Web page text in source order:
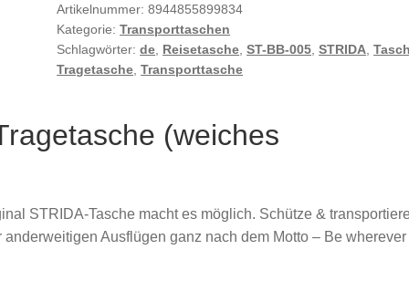
Artikelnummer:8944855899834
Kategorie:Transporttaschen
Schlagwörter:de Reisetasche ,ST-BB-005 ,STRIDA ,
Tragetasche ,Transporttasche
(weiches
STRIDA-Tasche macht es möglich. Schütze &
Ausflügen ganz nach dem Motto – Be wherever